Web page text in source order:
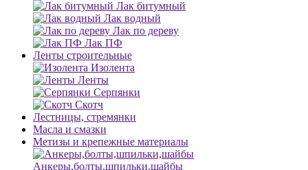
Лак битумный
Лак водный
Лак по дереву
Лак ПФ
Ленты строительные
Изолента
Ленты
Серпянки
Скотч
Лестницы, стремянки
Масла и смазки
Метизы и крепежные материалы
Анкеры,болты,шпильки,шайбы